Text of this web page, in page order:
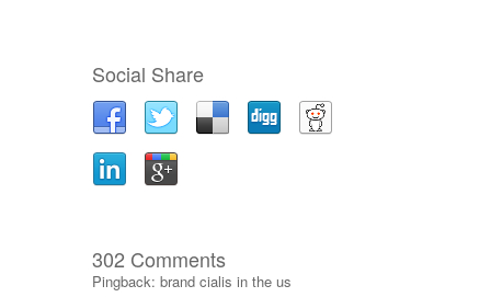
Social Share
302 Comments
Pingback: brand cialis in the us